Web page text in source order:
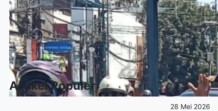
Artikel Populer
28 Mei 2026